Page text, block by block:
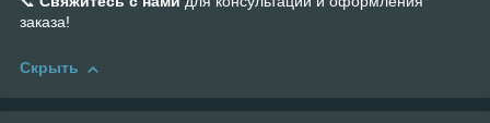
заказа!
Скрыть